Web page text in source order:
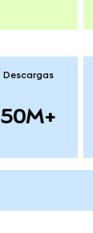
Descargas
50M+